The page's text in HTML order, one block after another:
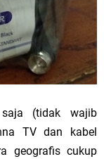
(tidak wajib
TV dan kabel
geografis cukup